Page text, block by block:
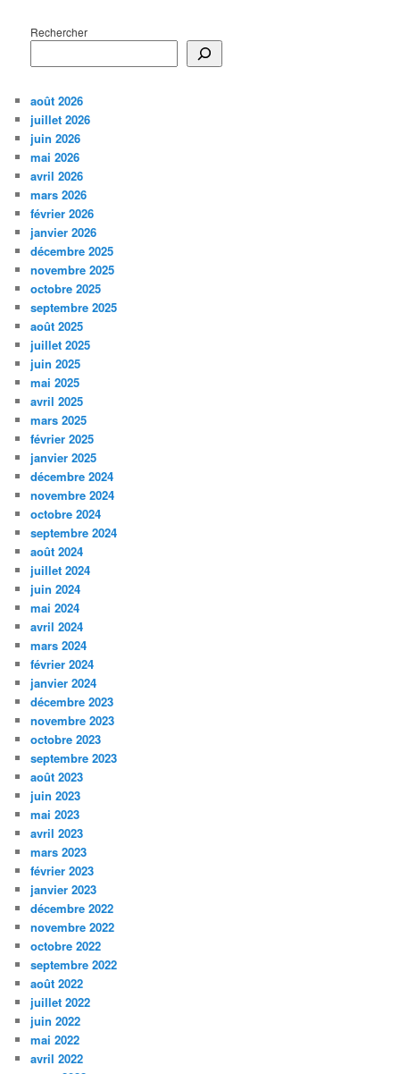
Rechercher
août 2026
juillet 2026
juin 2026
mai 2026
avril 2026
mars 2026
février 2026
janvier 2026
décembre 2025
novembre 2025
octobre 2025
septembre 2025
août 2025
juillet 2025
juin 2025
mai 2025
avril 2025
mars 2025
février 2025
janvier 2025
décembre 2024
novembre 2024
octobre 2024
septembre 2024
août 2024
juillet 2024
juin 2024
mai 2024
avril 2024
mars 2024
février 2024
janvier 2024
décembre 2023
novembre 2023
octobre 2023
septembre 2023
août 2023
juin 2023
mai 2023
avril 2023
mars 2023
février 2023
janvier 2023
décembre 2022
novembre 2022
octobre 2022
septembre 2022
août 2022
juillet 2022
juin 2022
mai 2022
avril 2022